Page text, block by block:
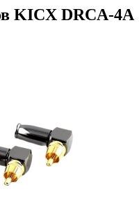
KICX DRCA-4A